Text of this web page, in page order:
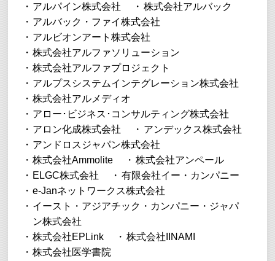
アルパイン株式会社
株式会社アルバック
アルバック・ファイ株式会社
アルビオンアート株式会社
株式会社アルファソリューション
株式会社アルファプロジェクト
アルプスシステムインテグレーション株式会社
株式会社アルメディオ
アロー･ビジネス･コンサルティング株式会社
アロン化成株式会社
アンデックス株式会社
アンドロスジャパン株式会社
株式会社Ammolite
株式会社アンペール
ELGC株式会社
有限会社イー・カンパニー
e-Janネットワークス株式会社
イースト・アジアチック・カンパニー・ジャパ
ン株式会社
株式会社EPLink
株式会社IINAMI
株式会社医学書院